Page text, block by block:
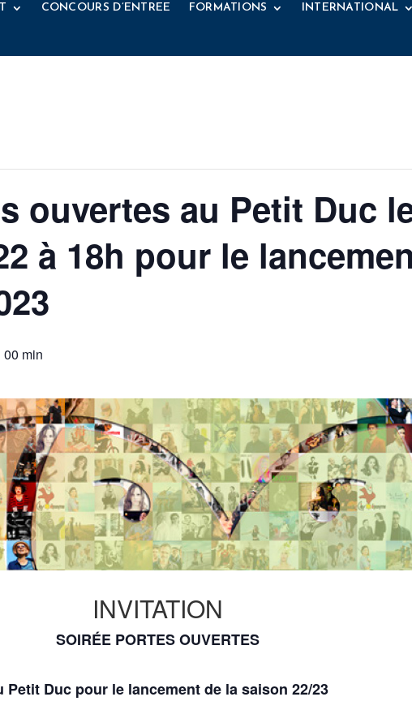
CONCOURS D’ENTREE FORMATIONS INTERNATIONAL
ouvertes au Petit Duc
à 18h pour le
00 min
INVITATION
SOIRÉE PORTES OUVERTES
Petit Duc pour le lancement de la saison 22/23